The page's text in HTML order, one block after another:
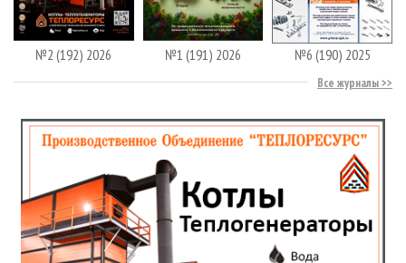
№2 (192) 2026 №1 (191) 2026 №6 (190) 2025
Все журналы